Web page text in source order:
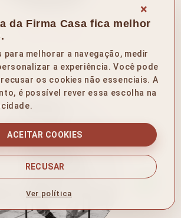
Ron Arad
×
da Firma Casa fica melhor
para melhorar a navegação, medir
a experiência. Você pode
os cookies não essenciais. A
é possível rever essa escolha na
ACEITAR COOKIES
RECUSAR
Ver política